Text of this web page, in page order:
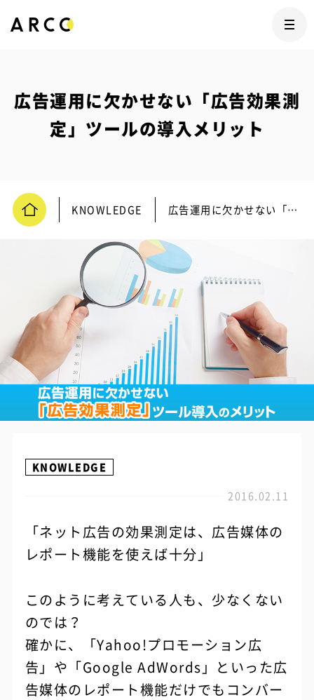
広告運用に欠かせない「広告効果測
定」ツールの導入メリット
KNOWLEDGE 広告運用に欠かせない「広告効果測定」ツールの導入メリット
KNOWLEDGE
2016.02.11
「ネット広告の効果測定は、広告媒体の
レポート機能を使えば十分」
このように考えている人も、少なくない
のでは？
確かに、「Yahoo!プロモーション広
告」や「Google AdWords」といった広
告媒体のレポート機能だけでもコンバー